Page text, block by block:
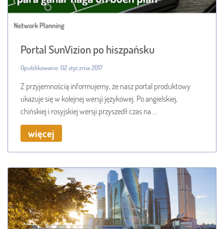
Portal SunVizion po hiszpańsku
Opublikowano: 02 stycznia 2017
Z przyjemnością informujemy, że nasz portal produktowy
ukazuje się w kolejnej wersji językowej. Po angielskiej,
chińskiej i rosyjskiej wersji przyszedł czas na ...
więcej